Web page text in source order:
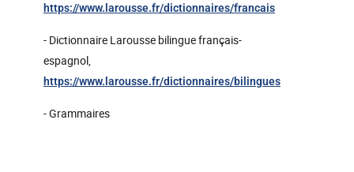
https://www.larousse.fr/dictionnaires/francais
- Dictionnaire Larousse bilingue français-
espagnol,
https://www.larousse.fr/dictionnaires/bilingues
- Grammaires